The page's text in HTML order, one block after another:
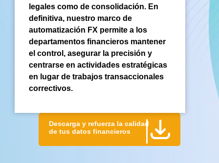
legales como de consolidación. En
definitiva, nuestro marco de
automatización FX permite a los
departamentos financieros mantener
el control, asegurar la precisión y
centrarse en actividades estratégicas
en lugar de trabajos transaccionales
correctivos.
Descarga y refuerza la calidad
de tus datos financieros